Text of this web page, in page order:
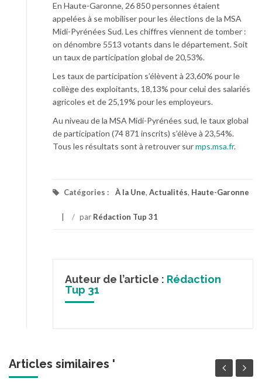
En Haute-Garonne, 26 850 personnes étaient
appelées à se mobiliser pour les élections de la MSA
Midi-Pyrénées Sud. Les chiffres viennent de tomber :
on dénombre 5513 votants dans le département. Soit
un taux de participation global de 20,53%.
Les taux de participation s’élèvent à 23,60% pour le
collège des exploitants, 18,13% pour celui des salariés
agricoles et de 25,19% pour les employeurs.
Au niveau de la MSA Midi-Pyrénées sud, le taux global
de participation (74 871 inscrits) s’élève à 23,54%.
Tous les résultats sont à retrouver surmps.msa.fr.
Catégories : À la Une, Actualités, Haute-Garonne
/ par Rédaction Tup 31
Auteur de l’article : Rédaction
Tup 31
Articles similaires '